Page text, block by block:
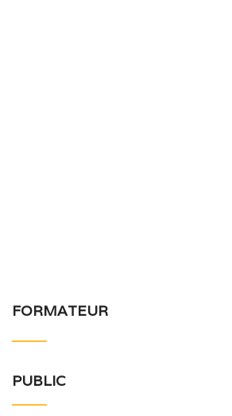
FORMATEUR
PUBLIC